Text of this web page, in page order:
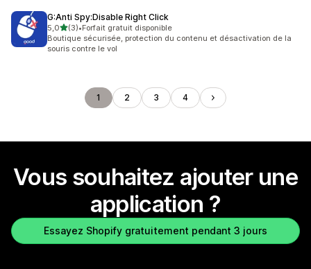
G:Anti Spy:Disable Right Click
5,0étoile(s) sur 5
(3)
3 avis au total
•Forfait gratuit disponible
Boutique sécurisée, protection du contenu et désactivation de la
souris contre le vol
1 2 3 4
Vous souhaitez ajouter une
application ?
Essayez Shopify gratuitement pendant 3 jours